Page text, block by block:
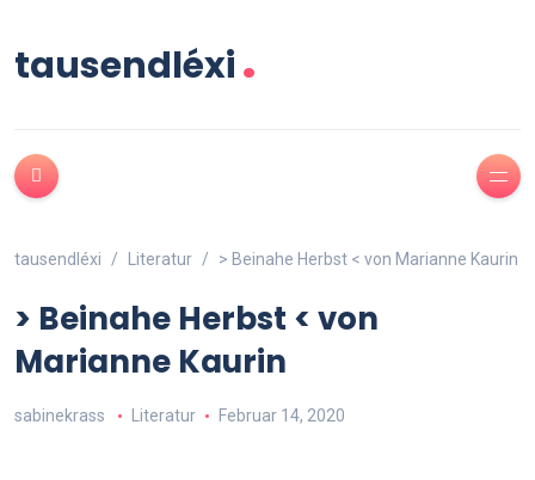
tausendléxi.
tausendléxi Literatur > Beinahe Herbst < von Marianne Kaurin
> Beinahe Herbst < von
Marianne Kaurin
sabinekrass Literatur Februar 14, 2020